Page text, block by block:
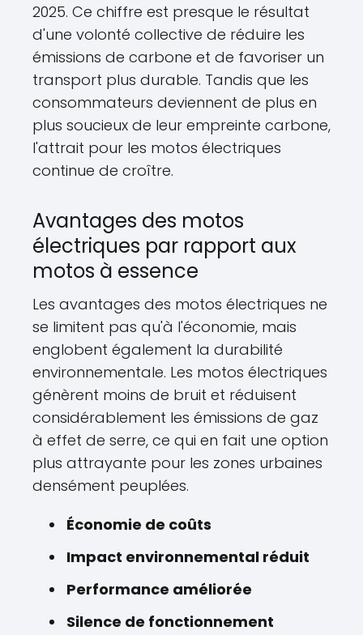
2025. Ce chiffre est presque le résultat
d'une volonté collective de réduire les
émissions de carbone et de favoriser un
transport plus durable. Tandis que les
consommateurs deviennent de plus en
plus soucieux de leur empreinte carbone,
l'attrait pour les motos électriques
continue de croître.
Avantages des motos
électriques par rapport aux
motos à essence
Les avantages des motos électriques ne
se limitent pas qu'à l'économie, mais
englobent également la durabilité
environnementale. Les motos électriques
génèrent moins de bruit et réduisent
considérablement les émissions de gaz
à effet de serre, ce qui en fait une option
plus attrayante pour les zones urbaines
densément peuplées.
Économie de coûts
Impact environnemental réduit
Performance améliorée
Silence de fonctionnement